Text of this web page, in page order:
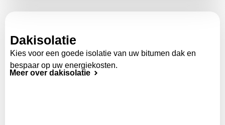
Dakisolatie
Kies voor een goede isolatie van uw bitumen dak en
bespaar op uw energiekosten.
Meer over dakisolatie